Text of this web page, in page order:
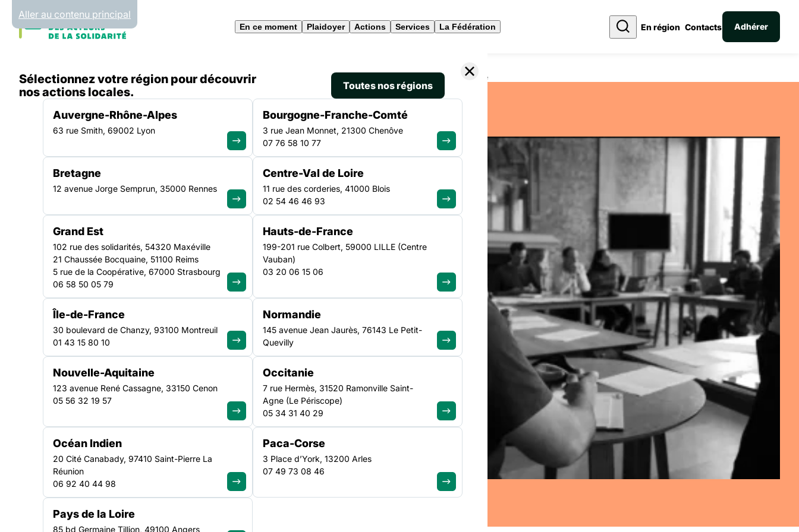
Panneau de gestion des cookies
Aller au contenu principal
En ce moment Plaidoyer Actions Services La Fédération En région Contacts Adhérer
Accueil Liste des ressources Valoriser l’inclusion par la culture : plongée dans le Groupe d’appui national culture
Valoriser
l’inclusion par la
culture : plongée
dans le Groupe
d’appui national
culture
La Fédération intervient sur de nombreuses thématiques
constitutives de la lutte contre l’exclusion. Pour construire ses
propositions, les instances fédérales s’appuient non seulement
sur la vie fédérale en région, mais également sur les Groupes
d’appui nationaux (GAN). Bien que consultatif, leur travail
d’expertise est déterminant. Présidés par un (ou co-présidés par
deux) adhérents, animés par
CULTURE
Sélectionnez votre région pour découvrir
nos actions locales.
Toutes nos régions
Auvergne-Rhône-Alpes
63 rue Smith, 69002 Lyon
Bourgogne-Franche-Comté
3 rue Jean Monnet, 21300 Chenôve
07 76 58 10 77
Bretagne
12 avenue Jorge Semprun, 35000 Rennes
Centre-Val de Loire
11 rue des corderies, 41000 Blois
02 54 46 46 93
Grand Est
102 rue des solidarités, 54320 Maxéville
21 Chaussée Bocquaine, 51100 Reims
5 rue de la Coopérative, 67000 Strasbourg
06 58 50 05 79
Hauts-de-France
199-201 rue Colbert, 59000 LILLE (Centre
Vauban)
03 20 06 15 06
Île-de-France
30 boulevard de Chanzy, 93100 Montreuil
01 43 15 80 10
Normandie
145 avenue Jean Jaurès, 76143 Le Petit-
Quevilly
Nouvelle-Aquitaine
123 avenue René Cassagne, 33150 Cenon
05 56 32 19 57
Occitanie
7 rue Hermès, 31520 Ramonville Saint-
Agne (Le Périscope)
05 34 31 40 29
Océan Indien
20 Cité Canabady, 97410 Saint-Pierre La
Réunion
06 92 40 44 98
Paca-Corse
3 Place d’York, 13200 Arles
07 49 73 08 46
Pays de la Loire
85 bd Germaine Tillion, 49100 Angers